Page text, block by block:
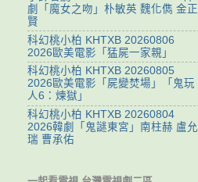
劇「魔女之吻」朴敏英 魏化儁 金正
賢
科幻桃小柏 KHTXB 20260806
2026歐美電影「猛屍一家親」
科幻桃小柏 KHTXB 20260805
2026歐美電影「屍變焚場」「鬼玩
人6：煉獄」
科幻桃小柏 KHTXB 20260804
2026韓劇「鬼謎東宮」南柱赫 盧允
瑞 曹承佑